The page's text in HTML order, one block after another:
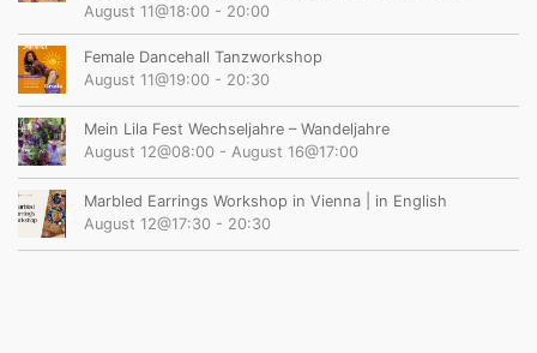
August 11@18:00 - 20:00
Female Dancehall Tanzworkshop
August 11@19:00 - 20:30
Mein Lila Fest Wechseljahre – Wandeljahre
August 12@08:00 - August 16@17:00
Marbled Earrings Workshop in Vienna | in English
August 12@17:30 - 20:30